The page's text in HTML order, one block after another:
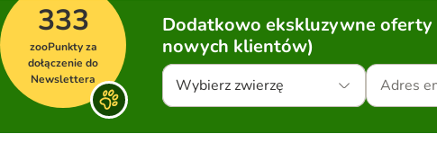
333
zooPunkty za
dołączenie do
Newslettera
Dodatkowo ekskluzywne
nowych klientów)
Wybierz zwierzę